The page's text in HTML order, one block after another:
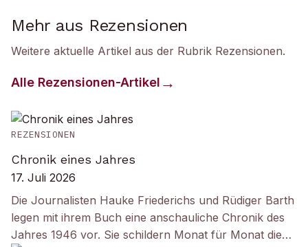
Mehr aus Rezensionen
Weitere aktuelle Artikel aus der Rubrik Rezensionen.
Alle Rezensionen-Artikel
REZENSIONEN
Chronik eines Jahres
17. Juli 2026
Die Journalisten Hauke Friederichs und Rüdiger Barth
legen mit ihrem Buch eine anschauliche Chronik des
Jahres 1946 vor. Sie schildern Monat für Monat die…